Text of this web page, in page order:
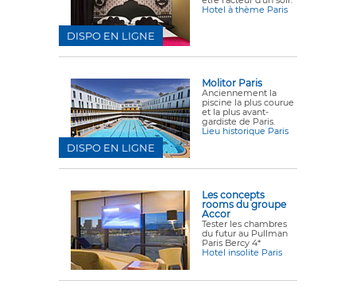
Hotel à thème Paris
DISPO EN LIGNE
Molitor Paris
Anciennement la
piscine la plus courue
et la plus avant-
gardiste de Paris.
Lieu historique Paris
DISPO EN LIGNE
Les concepts
rooms du groupe
Accor
Tester les chambres
du futur au Pullman
Paris Bercy 4*
Hotel insolite Paris